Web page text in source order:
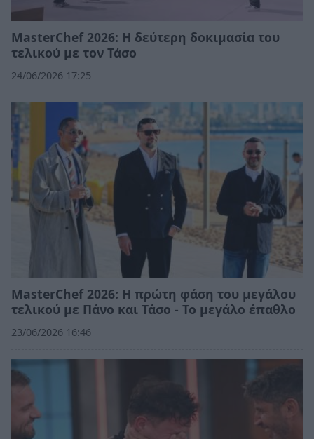
MasterChef 2026: Η δεύτερη δοκιμασία του
τελικού με τον Τάσο
24/06/2026 17:25
MasterChef 2026: Η πρώτη φάση του μεγάλου
τελικού με Πάνο και Τάσο - Το μεγάλο έπαθλο
23/06/2026 16:46